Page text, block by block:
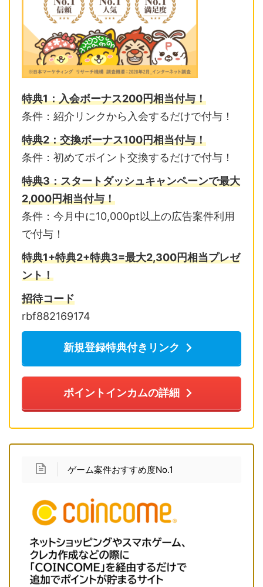
特典1：入会ボーナス200円相当付与！
条件：紹介リンクから入会するだけで付与！
特典2：交換ボーナス100円相当付与！
条件：初めてポイント交換するだけで付与！
特典3：スタートダッシュキャンペーンで最大
2,000円相当付与！
条件：今月中に10,000pt以上の広告案件利用
で付与！
特典1+特典2+特典3=最大2,300円相当プレゼ
ント！
招待コード
rbf882169174
新規登録特典付きリンク
ポイントインカムの詳細
ゲーム案件おすすめ度No.1